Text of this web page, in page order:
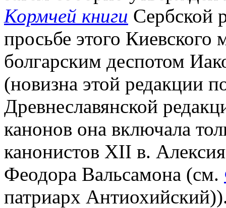
Кормчей книги Сербской
просьбе этого
болгарским деспотом
(новизна этой редакции
Древнеславянской
канонов она включала
канонистов XII в.
Феодора Вальсамона (см.
патриарх